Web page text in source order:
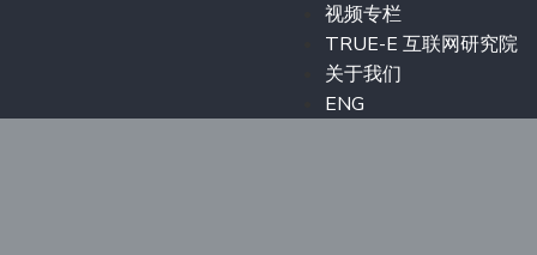
视频专栏
TRUE-E 互联网研究院
关于我们
ENG